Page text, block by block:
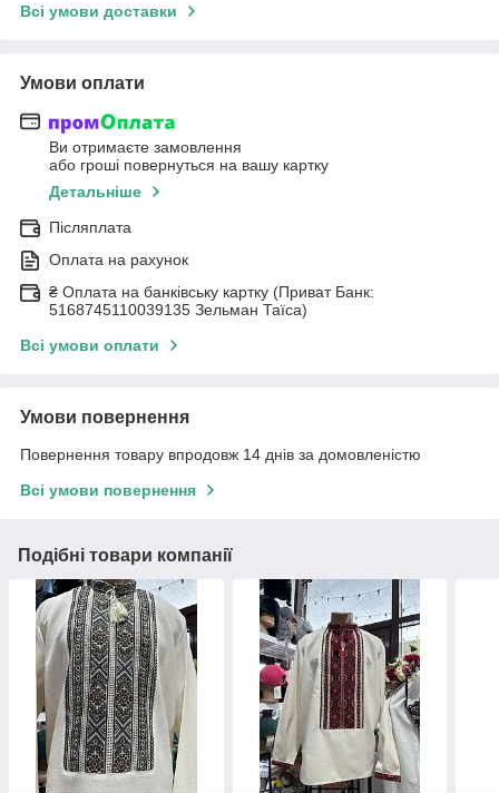
Всі умови доставки
Умови оплати
Ви отримаєте замовлення
або гроші повернуться на вашу картку
Детальніше
Післяплата
Оплата на рахунок
₴ Оплата на банківську картку (Приват Банк:
5168745110039135 Зельман Таїса)
Всі умови оплати
Умови повернення
Повернення товару впродовж 14 днів за домовленістю
Всі умови повернення
Подібні товари компанії